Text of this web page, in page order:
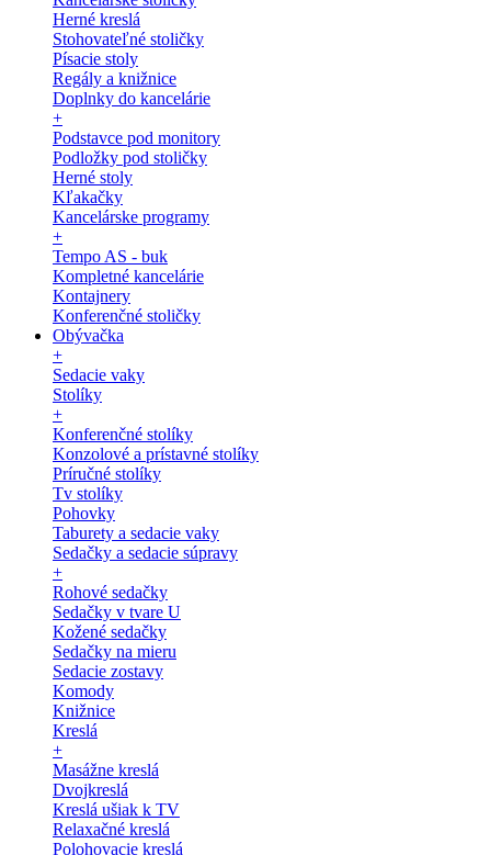
Herné kreslá
Stohovateľné stoličky
Písacie stoly
Regály a knižnice
Doplnky do kancelárie
+
Podstavce pod monitory
Podložky pod stoličky
Herné stoly
Kľakačky
Kancelárske programy
+
Tempo AS - buk
Kompletné kancelárie
Kontajnery
Konferenčné stoličky
Obývačka
+
Sedacie vaky
Stolíky
+
Konferenčné stolíky
Konzolové a prístavné stolíky
Príručné stolíky
Tv stolíky
Pohovky
Taburety a sedacie vaky
Sedačky a sedacie súpravy
+
Rohové sedačky
Sedačky v tvare U
Kožené sedačky
Sedačky na mieru
Sedacie zostavy
Komody
Knižnice
Kreslá
+
Masážne kreslá
Dvojkreslá
Kreslá ušiak k TV
Relaxačné kreslá
Polohovacie kreslá